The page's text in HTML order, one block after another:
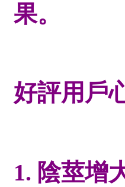
果。
好評用戶
1. 陰莖增